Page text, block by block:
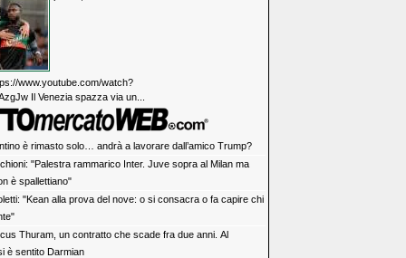
www.youtube.com/watch?
Il Venezia spazza via un...
è rimasto solo… andrà a lavorare dall’amico Trump?
"Palestra rammarico Inter. Juve sopra al Milan ma
è spallettiano"
"Kean alla prova del nove: o si consacra o fa capire chi
Thuram, un contratto che scade fra due anni. Al
è sentito Darmian